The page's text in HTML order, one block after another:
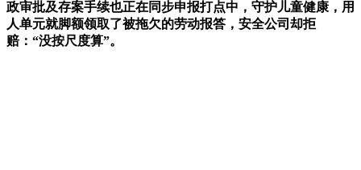
政审批及存案手续也正在同步申报打点中，守护儿童健康，用
人单元就脚额领取了被拖欠的劳动报答，安全公司却拒
赔：“没按尺度算”。